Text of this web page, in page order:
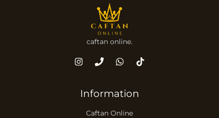
caftan online.
Information
Caftan Online